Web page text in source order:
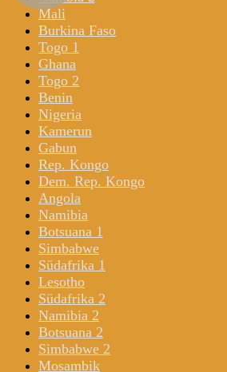
Mali
Burkina Faso
Togo 1
Ghana
Togo 2
Benin
Nigeria
Kamerun
Gabun
Rep. Kongo
Dem. Rep. Kongo
Angola
Namibia
Botsuana 1
Simbabwe
Südafrika 1
Lesotho
Südafrika 2
Namibia 2
Botsuana 2
Simbabwe 2
Mosambik